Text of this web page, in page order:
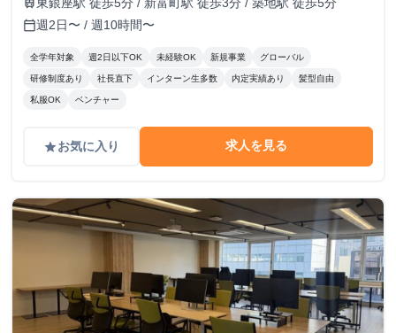
train
calendar_today週2日〜 / 週10時間〜
全学年対象 週2日以下OK 未経験OK 新規事業 グローバル
研修制度あり 社長直下 インターン生多数 内定実績あり 髪型自由
私服OK ベンチャー
gradeお気に入り 求人を見る